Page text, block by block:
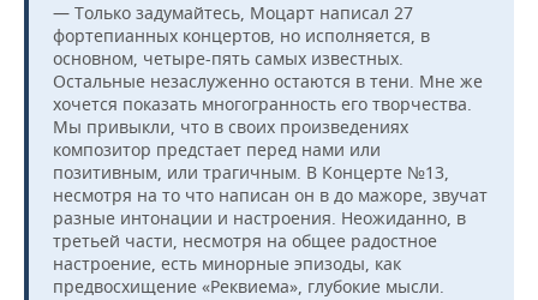
— Только задумайтесь, Моцарт написал 27
фортепианных концертов, но исполняется, в
основном, четыре-пять самых известных.
Остальные незаслуженно остаются в тени. Мне же
хочется показать многогранность его творчества.
Мы привыкли, что в своих произведениях
композитор предстает перед нами или
позитивным, или трагичным. В Концерте №13,
несмотря на то что написан он в до мажоре, звучат
разные интонации и настроения. Неожиданно, в
третьей части, несмотря на общее радостное
настроение, есть минорные эпизоды, как
предвосхищение «Реквиема», глубокие мысли.